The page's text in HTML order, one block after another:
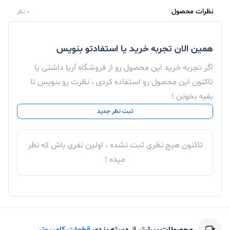
ولتاژ کاری در آن برابر با 12 ولت است. فن پردازنده‌ی اینتل با
LGA775 شرکت اینتل و AM4 , AM3+, AM2+ , FM2+ ,
FM1 سازگار است.
نظرات محصول 0 نظر
همین الان تجربه خرید یا استفادتو بنویس
اگر تجربه خرید این محصول رو از فروشگاه آریا داشتی یا
تاکنون این محصول رو استفاده کردی ، نظرت رو بنویس تا
بقیه بخونن !
ثبت نظر جدید
تاکنون هیچ نظری ثبت نشده ، اولین نفری باش که نظر
میده !